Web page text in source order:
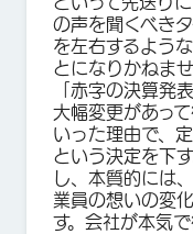
の声を聞くべき
を左右するよう
とになりかねま
「赤字の決算発
大幅変更があっ
いった理由で、
という決定を下
し、本質的には
業員の想いの変
す。会社が本気